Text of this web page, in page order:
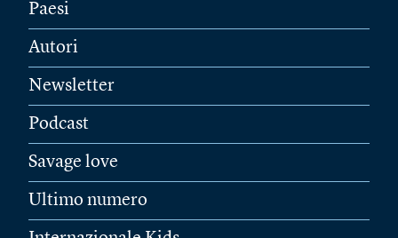
Paesi
Autori
Newsletter
Podcast
Savage love
Ultimo numero